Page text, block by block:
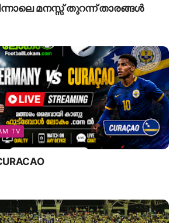
മനസ്സ് തുറന്ന് താരങ്ങൾ
TV